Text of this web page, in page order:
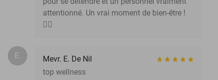
attentionné. Un vrai moment de bien-être !
🧖‍♀️
E.
Mevr. E. De Nil
top wellness